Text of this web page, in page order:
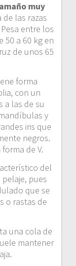
muy
las razas
entre los
50 a 60 kg en
de unos 65
forma
con un
a las de su
y
iris que
negros.
de V.
del
pues
que se
o rastas de
una cola de
mantener